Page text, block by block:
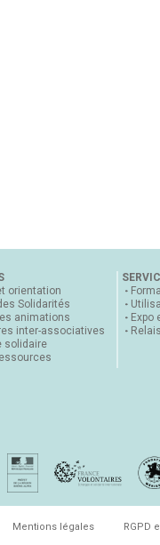
orientation
Solidarités
animations
inter-associatives
solidaire
Expo
Mentions légales RGPD